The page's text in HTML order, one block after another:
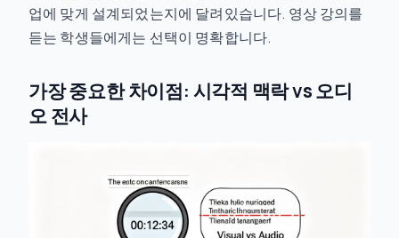
업에 맞게 설계되었는지에 달려있습니다. 영상 강의를
듣는 학생들에게는 선택이 명확합니다.
가장 중요한 차이점: 시각적 맥락 vs 오디
오 전사